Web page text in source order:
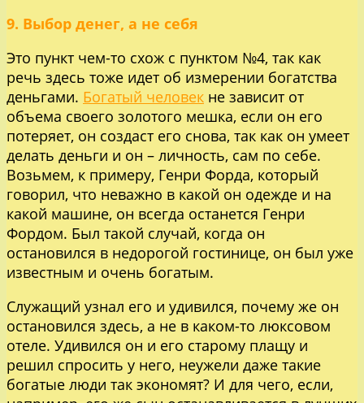
9. Выбор денег, а не себя
Это пункт чем-то схож с пунктом №4, так как
речь здесь тоже идет об измерении богатства
деньгами. Богатый человек не зависит от
объема своего золотого мешка, если он его
потеряет, он создаст его снова, так как он умеет
делать деньги и он – личность, сам по себе.
Возьмем, к примеру, Генри Форда, который
говорил, что неважно в какой он одежде и на
какой машине, он всегда останется Генри
Фордом. Был такой случай, когда он
остановился в недорогой гостинице, он был уже
известным и очень богатым.
Служащий узнал его и удивился, почему же он
остановился здесь, а не в каком-то люксовом
отеле. Удивился он и его старому плащу и
решил спросить у него, неужели даже такие
богатые люди так экономят? И для чего, если,